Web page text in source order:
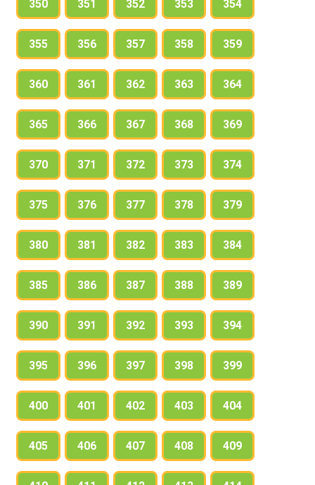
350 351 352 353 354
355 356 357 358 359
360 361 362 363 364
365 366 367 368 369
370 371 372 373 374
375 376 377 378 379
380 381 382 383 384
385 386 387 388 389
390 391 392 393 394
395 396 397 398 399
400 401 402 403 404
405 406 407 408 409